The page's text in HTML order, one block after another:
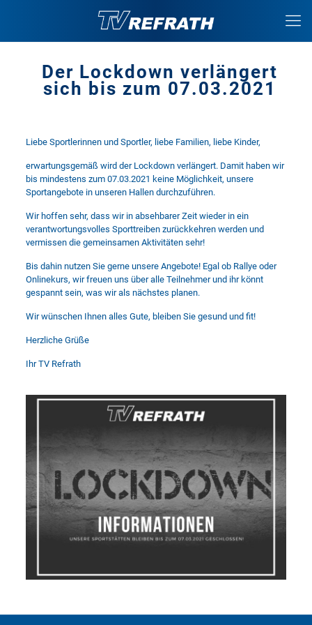
Der Lockdown verlängert
sich bis zum 07.03.2021
Liebe Sportlerinnen und Sportler, liebe Familien, liebe Kinder,
erwartungsgemäß wird der Lockdown verlängert. Damit haben wir
bis mindestens zum 07.03.2021 keine Möglichkeit, unsere
Sportangebote in unseren Hallen durchzuführen.
Wir hoffen sehr, dass wir in absehbarer Zeit wieder in ein
verantwortungsvolles Sporttreiben zurückkehren werden und
vermissen die gemeinsamen Aktivitäten sehr!
Bis dahin nutzen Sie gerne unsere Angebote! Egal ob Rallye oder
Onlinekurs, wir freuen uns über alle Teilnehmer und ihr könnt
gespannt sein, was wir als nächstes planen.
Wir wünschen Ihnen alles Gute, bleiben Sie gesund und fit!
Herzliche Grüße
Ihr TV Refrath